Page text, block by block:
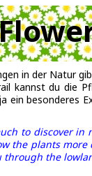
in der Natur
kannst du die
ein besonderes
to discover in
the plants more
through the